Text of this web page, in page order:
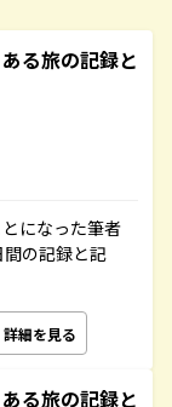
る旅の記録と
になった筆者
の記録と記
詳細を見る
る旅の記録と